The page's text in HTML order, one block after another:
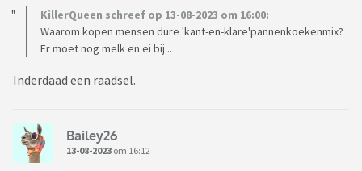
KillerQueen schreef op 13-08-2023 om 16:00:
Waarom kopen mensen dure 'kant-en-klare'pannenkoekenmix?
Er moet nog melk en ei bij...
Inderdaad een raadsel.
Bailey26
13-08-2023 om 16:12